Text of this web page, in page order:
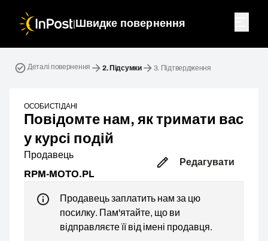
| Швидке повернення
Деталі повернення 2. Підсумки 3. Підтвердження
ОСОБИСТІ ДАНІ
Повідомте нам, як тримати вас
у курсі подій
Продавець
RPM-MOTO.PL
Редагувати
Продавець заплатить нам за цю
посилку. Пам'ятайте, що ви
відправляєте її від імені продавця.